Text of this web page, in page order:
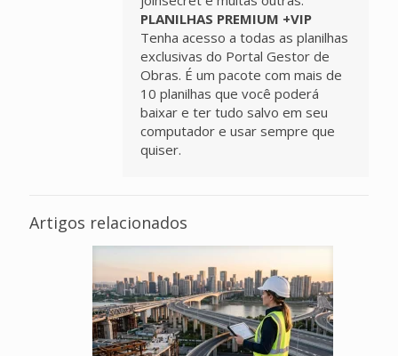
PLANILHAS PREMIUM +VIP
Tenha acesso a todas as planilhas
exclusivas do Portal Gestor de
Obras. É um pacote com mais de
10 planilhas que você poderá
baixar e ter tudo salvo em seu
computador e usar sempre que
quiser.
Artigos relacionados